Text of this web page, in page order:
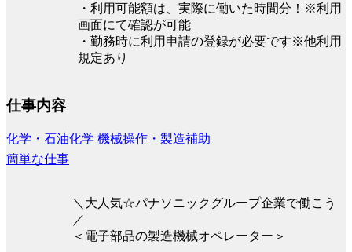
・利用可能額は、実際に働いた時間分！※利用
画面にて確認が可能
・勤務時に利用申請の登録が必要です※他利用
規定あり
仕事内容
化学・石油化学 機械操作・製造補助
簡単な仕事
＼大人気☆パナソニックグループ企業で働こう
／
＜電子部品の製造機械オペレーター＞